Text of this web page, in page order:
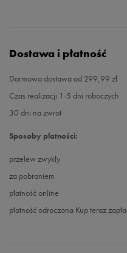
Dostawa i płatność
Darmowa dostawa od 299,99 zł
Czas realizacji 1-5 dni roboczych
30 dni na zwrot
Sposoby płatności:
przelew zwykły
za pobraniem
płatność online
płatność odroczona Kup teraz